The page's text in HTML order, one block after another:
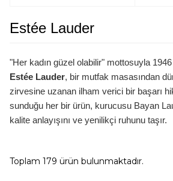
Estée Lauder
"Her kadın güzel olabilir" mottosuyla 1946
Estée Lauder, bir mutfak masasından
zirvesine uzanan ilham verici bir başarı
sunduğu her bir ürün, kurucusu Bayan
kalite anlayışını ve yenilikçi ruhunu taşır.
Toplam 179 ürün bulunmaktadır.
7